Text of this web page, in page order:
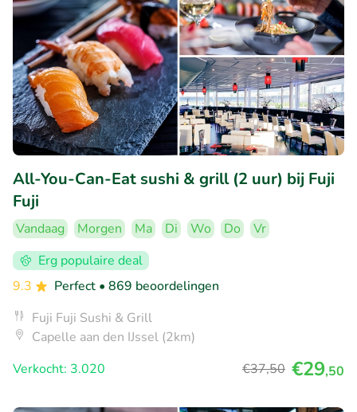
All-You-Can-Eat sushi & grill (2 uur) bij Fuji
Fuji
Vandaag Morgen Ma Di Wo Do
Vr
Erg populaire deal
9.3
Perfect • 869 beoordelingen
Fuji Fuji Sushi & Grill
Capelle aan den IJssel (2km)
Verkocht: 3.020
€37,50 €29,50